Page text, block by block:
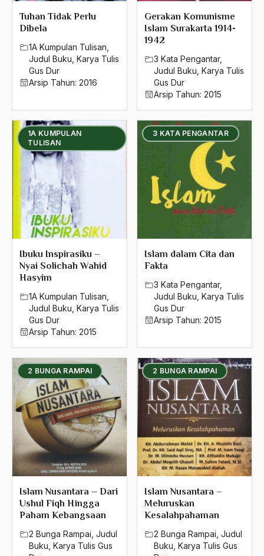
Tuhan Tidak Perlu
Dibela
1A Kumpulan Tulisan
Judul Buku Karya Tulis
Gus Dur
Arsip Tahun: 2016
Gerakan Komunisme
Islam Surakarta 1914-
1942
3 Kata Pengantar,
Judul Buku Karya Tulis
Gus Dur
Arsip Tahun: 2015
1A KUMPULAN
TULISAN
Ibuku Inspirasiku –
Nyai Solichah Wahid
Hasyim
1A Kumpulan Tulisan
Judul Buku Karya Tulis
Gus Dur
Arsip Tahun: 2015
3 KATA PENGANTAR
Islam dalam Cita dan
Fakta
3 Kata Pengantar,
Judul Buku Karya Tulis
Gus Dur
Arsip Tahun: 2015
2 BUNGA RAMPAI
Islam Nusantara – Dari
Ushul Fiqh Hingga
Paham Kebangsaan
2 Bunga Rampai Judul
Buku Karya Tulis Gus
2 BUNGA RAMPAI
Islam Nusantara –
Meluruskan
Kesalahpahaman
2 Bunga Rampai Judul
Buku Karya Tulis Gus